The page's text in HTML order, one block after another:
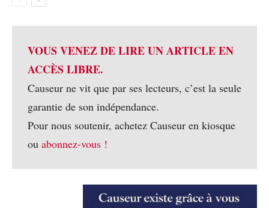
VOUS VENEZ DE LIRE UN ARTICLE EN
ACCÈS LIBRE.
Causeur ne vit que par ses lecteurs, c’est la seule
garantie de son indépendance.
Pour nous soutenir, achetez Causeur en kiosque
ou abonnez-vous !